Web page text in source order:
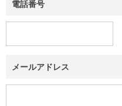
電話番号
メールアドレス